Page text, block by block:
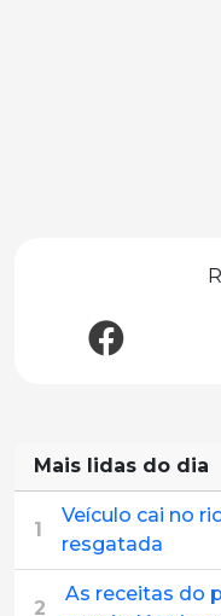
Mais lidas do dia
1
Veículo cai no
resgatada
2
As receitas do